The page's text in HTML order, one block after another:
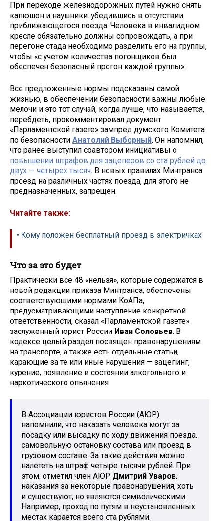
При переходе железнодорожных путей нужно снять
капюшон и наушники, убедившись в отсутствии
приближающегося поезда. Человека в инвалидном
кресле обязательно должны сопровождать, а при
перегоне стада необходимо разделить его на группы,
чтобы «с учетом количества погонщиков был
обеспечен безопасный прогон каждой группы».
Все предложенные нормы подсказаны самой
жизнью, в обеспечении безопасности важны любые
мелочи и это тот случай, когда лучше, что называется,
перебдеть, прокомментировал документ
«Парламентской газете» зампред думского Комитета
по безопасности Анатолий Выборный. Он напомнил,
что ранее выступил соавтором инициативы о
повышении штрафов для зацеперов со ста рублей до
двух — четырех тысяч. В новых правилах Минтранса
проезд на различных частях поезда, для этого не
предназначенных, запрещен.
Читайте также:
• Кому положен бесплатный проезд в электричках
Что за это будет
Практически все 48 «нельзя», которые содержатся в
новой редакции приказа Минтранса, обеспечены
соответствующими нормами КоАПа,
предусматривающими наступление конкретной
ответственности, сказал «Парламентской газете»
заслуженный юрист России Иван Соловьев. В
кодексе целый раздел посвящен правонарушениям
на транспорте, а также есть отдельные статьи,
карающие за те или иные нарушения — зацепинг,
курение, появление в состоянии алкогольного и
наркотического опьянения.
В Ассоциации юристов России (АЮР)
напомнили, что наказать человека могут за
посадку или высадку по ходу движения поезда,
самовольную остановку состава или проезд в
грузовом составе. За такие действия можно
налететь на штраф четыре тысячи рублей. При
этом, отметил член АЮР Дмитрий Уваров,
наказания за некоторые правонарушения, хоть
и существуют, но являются символическими.
Например, проход по путям в неустановленных
местах карается всего ста рублями.